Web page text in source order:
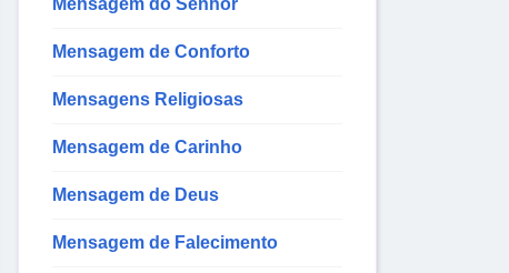
Mensagem do Senhor
Mensagem de Conforto
Mensagens Religiosas
Mensagem de Carinho
Mensagem de Deus
Mensagem de Falecimento